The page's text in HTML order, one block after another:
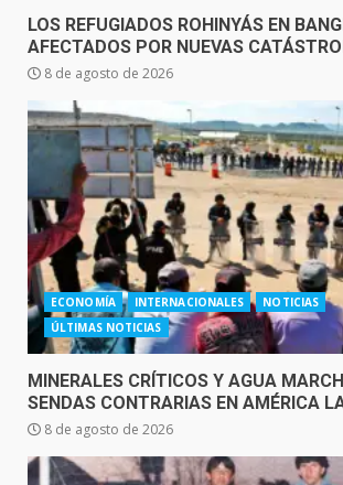
LOS REFUGIADOS ROHINYÁS EN
AFECTADOS POR NUEVAS
8 de agosto de 2026
ECONOMÍA INTERNACIONALES
NOTICIAS
ÚLTIMAS NOTICIAS
MINERALES CRÍTICOS Y AGUA
SENDAS CONTRARIAS EN AMÉRICA
8 de agosto de 2026